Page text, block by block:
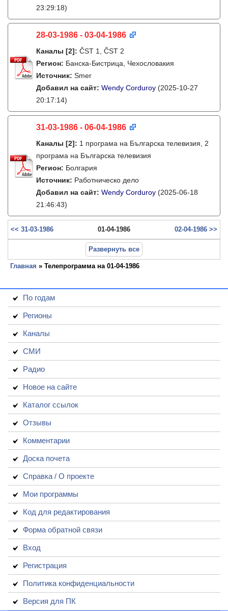
23:29:18)
28-03-1986 - 03-04-1986
Каналы [2]: ČST 1, ČST 2
Регион: Банска-Бистрица, Чехословакия
Источник: Smer
Добавил на сайт: Wendy Corduroy (2025-10-27
20:17:14)
31-03-1986 - 06-04-1986
Каналы [2]: 1 програма на Българска телевизия, 2
програма на Българска телевизия
Регион: Болгария
Источник: Работническо дело
Добавил на сайт: Wendy Corduroy (2025-06-18
21:46:43)
<< 31-03-1986 01-04-1986 02-04-1986 >>
Развернуть все
Главная » Телепрограмма на 01-04-1986
По годам
Регионы
Каналы
СМИ
Радио
Новое на сайте
Каталог ссылок
Отзывы
Комментарии
Доска почета
Справка / О проекте
Мои программы
Код для редактирования
Форма обратной связи
Вход
Регистрация
Политика конфиденциальности
Версия для ПК